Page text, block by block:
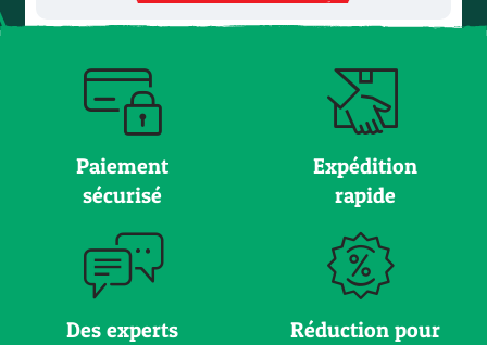
Paiement
sécurisé
Expédition
rapide
Des experts
Réduction pour